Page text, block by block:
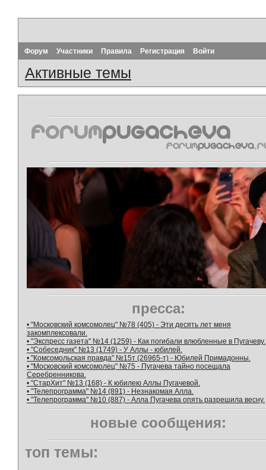
Форум Участники Правила Регистрация Войти
Активные темы
пресса:
• "Московский комсомолец" №78 (405) - Эти десять лет меня
закомплексовали.
• "Экспресс газета" №14 (1259) - Как погибали влюбленные в Пугачеву.
• "Собеседник" №13 (1749) - У Аллы - юбилей.
• "Комсомольская правда" №15т (26965-т) - Юбилей Примадонны.
• "Московский комсомолец" №75 - Пугачева тайно посещала
Серебренникова.
• "СтарХит" №13 (168) - К юбилею Аллы Пугачевой.
• "Телепрограмма" №14 (891) - Незнакомая Алла.
• "Телепрограмма" №10 (887) - Алла Пугачева опять разрешила весну.
новые сообщения:
топ темы: